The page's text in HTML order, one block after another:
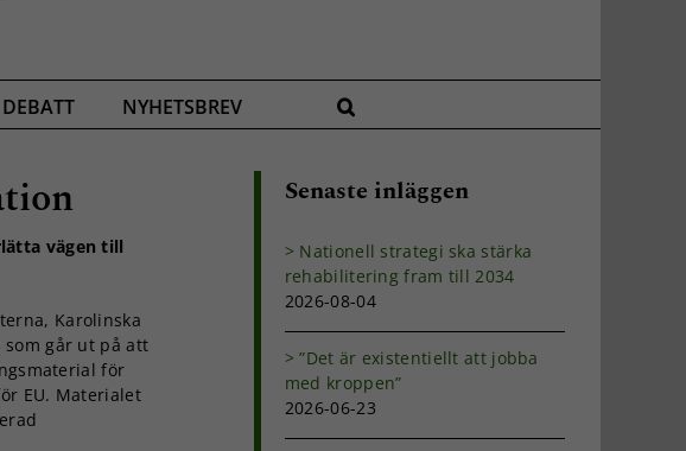
DEBATT NYHETSBREV
vägen till
Karolinska
som går ut på att
för
EU. Materialet
Senaste inläggen
Nationell strategi ska stärka
rehabilitering fram till 2034
2026-08-04
”Det är existentiellt att jobba
med kroppen”
2026-06-23